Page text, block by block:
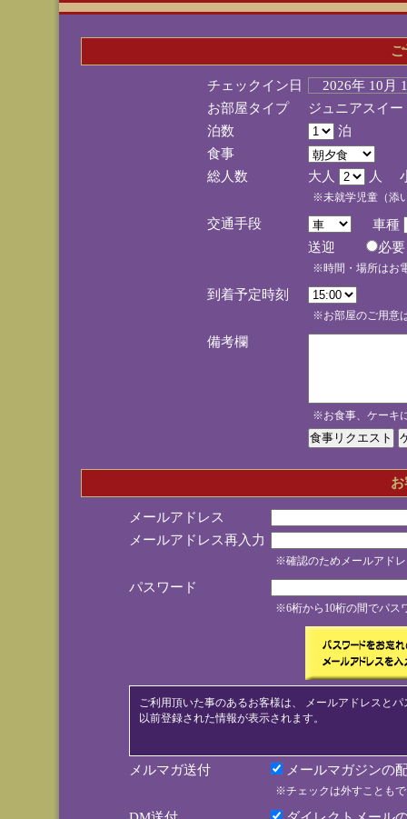
チェックイン日
2026年 10
お部屋タイプ
ジュニアスイ
泊数
泊
食事
総人数
大人 人
※未就学児童（添
交通手段
車種
送迎
※時間・場所はお
到着予定時刻
※お部屋のご用意
備考欄
※お食事、ケーキ
メールアドレス
メールアドレス再入力
※確認のためメールアド
パスワード
※6桁から10桁の間でパス
ご利用頂いた事のあるお客様は、 メールアドレスと
以前登録された情報が表示されます。
メルマガ送付 メールマガジンの
※チェックは外すことも